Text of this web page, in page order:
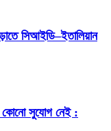
সিআইডি–ইতালিয়ান
কোনো সুযোগ নেই :